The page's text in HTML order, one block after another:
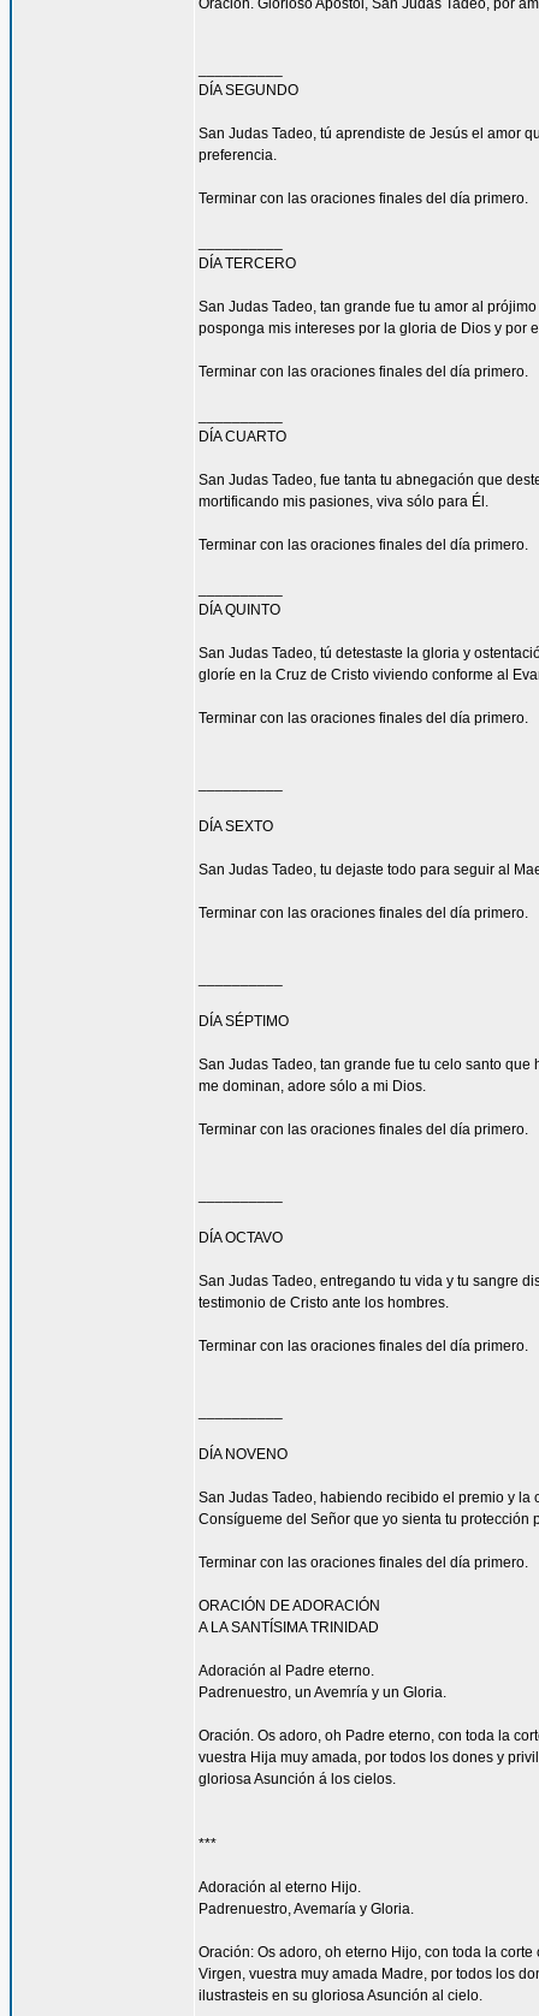
Oración. Glorioso Apóstol, San Judas Tadeo, por
DÍA SEGUNDO
San Judas Tadeo, tú aprendiste de Jesús el amor
preferencia.
Terminar con las oraciones finales del día primero.
DÍA TERCERO
San Judas Tadeo, tan grande fue tu amor al
posponga mis intereses por la gloria de Dios y por
Terminar con las oraciones finales del día primero.
DÍA CUARTO
San Judas Tadeo, fue tanta tu abnegación que
mortificando mis pasiones, viva sólo para Él.
Terminar con las oraciones finales del día primero.
DÍA QUINTO
San Judas Tadeo, tú detestaste la gloria y
gloríe en la Cruz de Cristo viviendo conforme al
Terminar con las oraciones finales del día primero.
DÍA SEXTO
San Judas Tadeo, tu dejaste todo para seguir al
Terminar con las oraciones finales del día primero.
DÍA SÉPTIMO
San Judas Tadeo, tan grande fue tu celo santo
me dominan, adore sólo a mi Dios.
Terminar con las oraciones finales del día primero.
DÍA OCTAVO
San Judas Tadeo, entregando tu vida y tu sangre
testimonio de Cristo ante los hombres.
Terminar con las oraciones finales del día primero.
DÍA NOVENO
San Judas Tadeo, habiendo recibido el premio y
Consígueme del Señor que yo sienta tu
Terminar con las oraciones finales del día primero.
ORACIÓN DE ADORACIÓN
A LA SANTÍSIMA TRINIDAD
Adoración al Padre eterno.
Padrenuestro, un Avemría y un Gloria.
Oración. Os adoro, oh Padre eterno, con toda la
vuestra Hija muy amada, por todos los dones y
gloriosa Asunción á los cielos.
***
Adoración al eterno Hijo.
Padrenuestro, Avemaría y Gloria.
Oración: Os adoro, oh eterno Hijo, con toda la
Virgen, vuestra muy amada Madre, por todos los
ilustrasteis en su gloriosa Asunción al cielo.